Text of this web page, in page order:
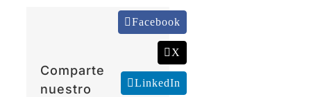
Comparte
nuestro
Facebook
X
LinkedIn